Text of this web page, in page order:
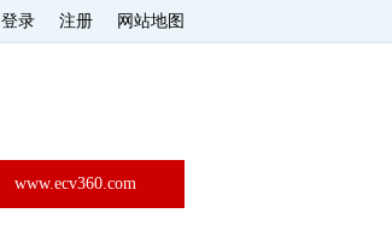
登录 注册 网站地图
www.ecv360.com